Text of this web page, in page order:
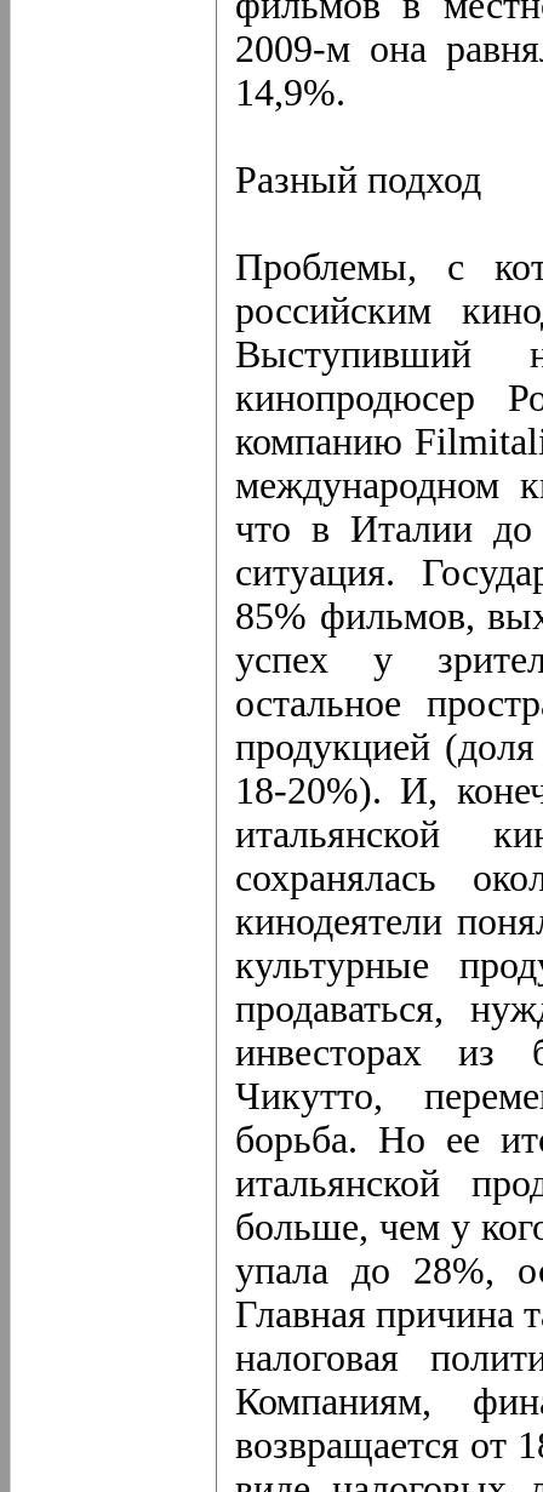
2009-м она
14,9%.
Разный подход
Проблемы, с
российским
Выступивший
кинопродюсер
компанию
международном
что в Италии до
ситуация.
85% фильмов,
успех у
остальное
продукцией
18-20%). И,
итальянской
сохранялась
кинодеятели
культурные
продаваться,
инвесторах из
Чикутто,
борьба. Но ее
итальянской
больше, чем у
упала до 28%,
Главная причина
налоговая
Компаниям,
возвращается от